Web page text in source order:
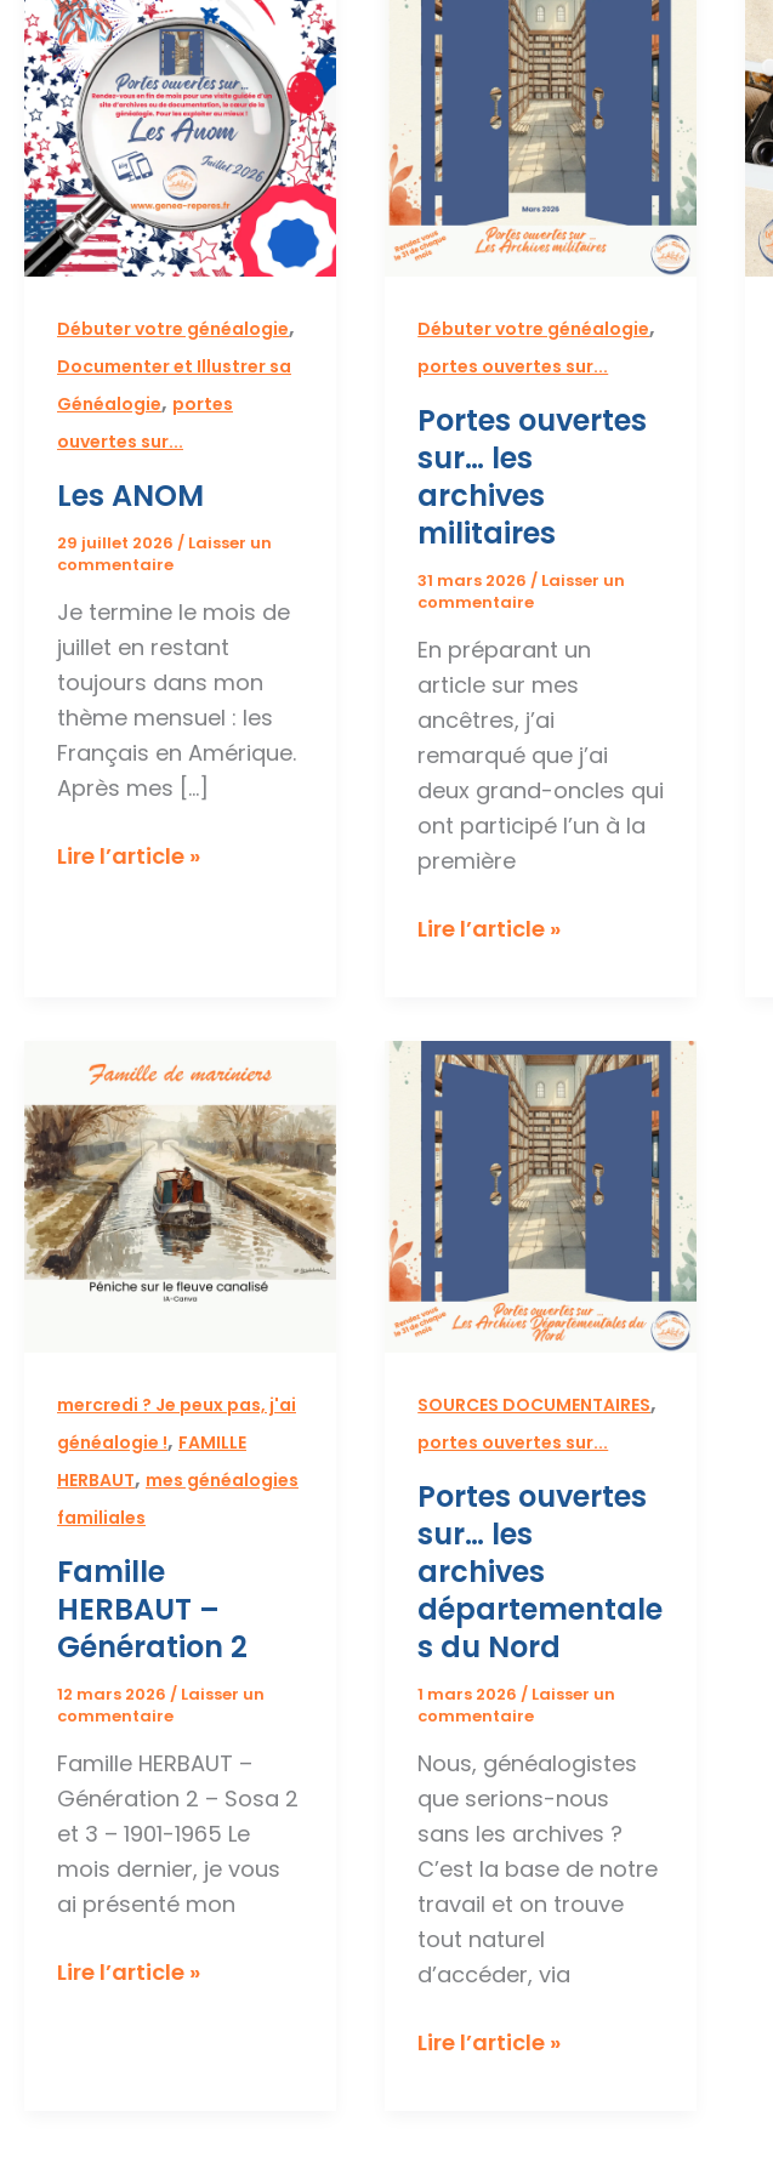
Débuter votre généalogie,
Documenter et Illustrer sa
Généalogie, portes
ouvertes sur...
Les ANOM
29 juillet 2026 / Laisser un
commentaire
Je termine le mois de
juillet en restant
toujours dans mon
thème mensuel : les
Français en Amérique.
Après mes […]
Les
Lire l’article »
Débuter votre généalogie,
portes ouvertes sur...
Portes ouvertes
sur… les
archives
militaires
31 mars 2026/ Laisser un
commentaire
En préparant un
article sur mes
ancêtres, j’ai
remarqué que j’ai
deux grand-oncles qui
ont participé l’un à la
première
Portes
les
archives
militaires
Lire l’article »
mercredi ? Je peux pas, j'ai
généalogie !, FAMILLE
HERBAUT, mes généalogies
familiales
Famille
HERBAUT –
Génération 2
12 mars 2026 / Laisser un
commentaire
Famille HERBAUT –
Génération 2 – Sosa 2
et 3 – 1901-1965 Le
mois dernier, je vous
ai présenté mon
Famille
Lire l’article »
SOURCES DOCUMENTAIRES,
portes ouvertes sur...
Portes ouvertes
sur… les
archives
départementale
s du Nord
1 mars 2026/ Laisser un
commentaire
Nous, généalogistes
que serions-nous
sans les archives ?
C’est la base de notre
travail et on trouve
tout naturel
d’accéder, via
Portes
Lire l’article »